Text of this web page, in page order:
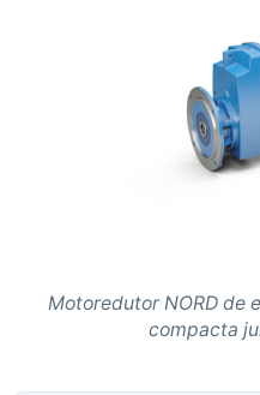
Motoredutor NORD de
compacta